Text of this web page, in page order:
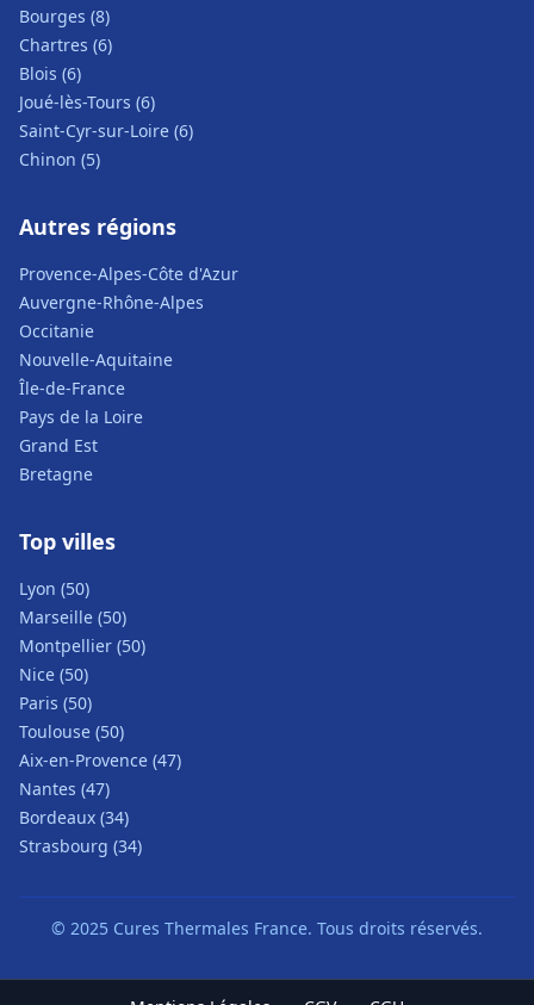
Bourges (8)
Chartres (6)
Blois (6)
Joué-lès-Tours (6)
Saint-Cyr-sur-Loire (6)
Chinon (5)
Autres régions
Provence-Alpes-Côte d'Azur
Auvergne-Rhône-Alpes
Occitanie
Nouvelle-Aquitaine
Île-de-France
Pays de la Loire
Grand Est
Bretagne
Top villes
Lyon (50)
Marseille (50)
Montpellier (50)
Nice (50)
Paris (50)
Toulouse (50)
Aix-en-Provence (47)
Nantes (47)
Bordeaux (34)
Strasbourg (34)
© 2025 Cures Thermales France. Tous droits réservés.